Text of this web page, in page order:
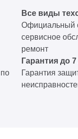
Все виды
Официальный
сервисное
ремонт
Гарантия до 7
Гарантия